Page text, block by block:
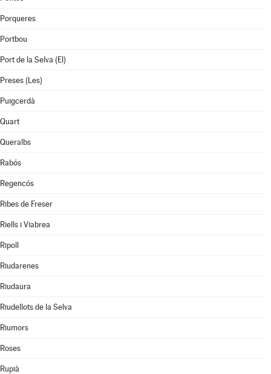
Porqueres
Portbou
Port de la Selva (El)
Preses (Les)
Puigcerdà
Quart
Queralbs
Rabós
Regencós
Ribes de Freser
Riells i Viabrea
Ripoll
Riudarenes
Riudaura
Riudellots de la Selva
Riumors
Roses
Rupià